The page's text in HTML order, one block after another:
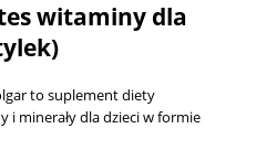
witaminy dla
to suplement diety
i minerały dla dzieci w formie